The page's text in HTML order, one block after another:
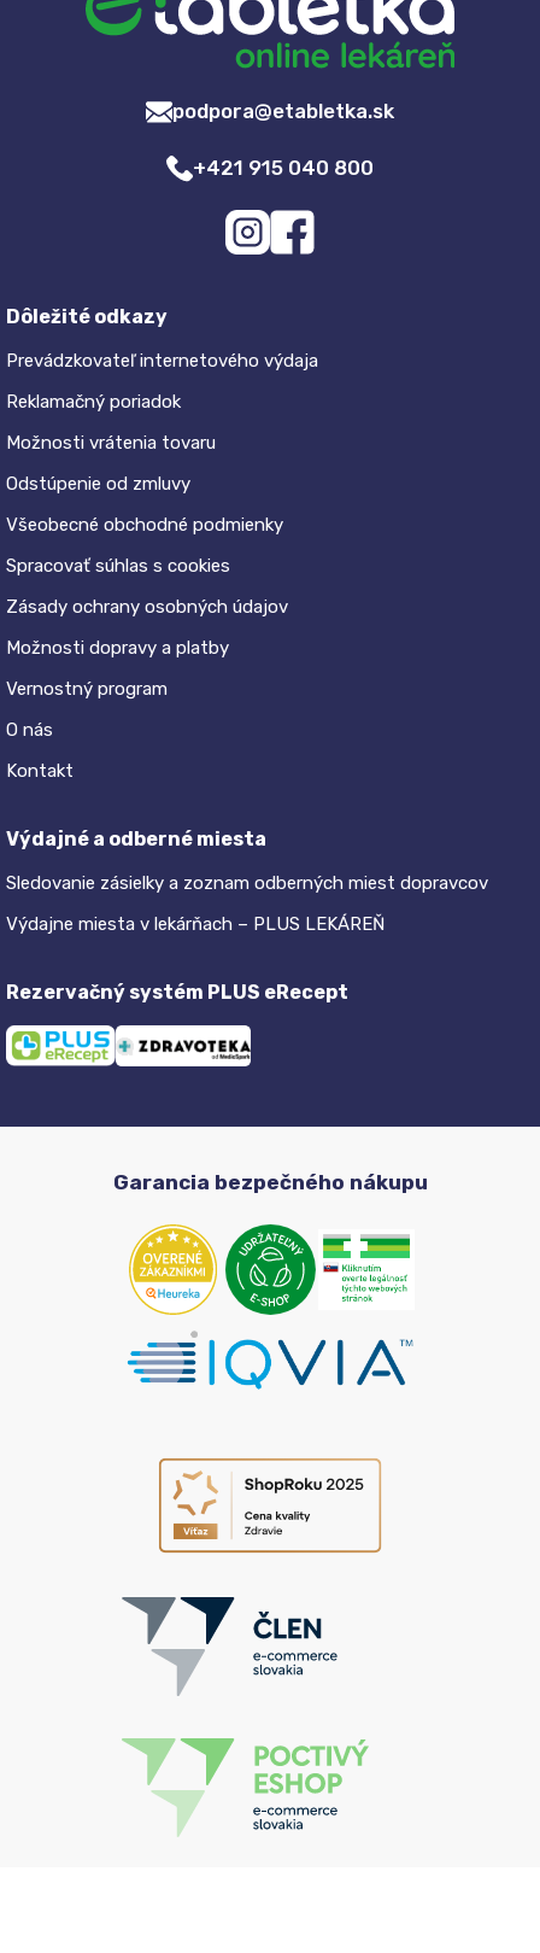
podpora@etabletka.sk
+421 915 040 800
Dôležité odkazy
Prevádzkovateľ internetového výdaja
Reklamačný poriadok
Možnosti vrátenia tovaru
Odstúpenie od zmluvy
Všeobecné obchodné podmienky
Spracovať súhlas s cookies
Zásady ochrany osobných údajov
Možnosti dopravy a platby
Vernostný program
O nás
Kontakt
Výdajné a odberné miesta
Sledovanie zásielky a zoznam odberných miest dopravcov
Výdajne miesta v lekárňach – PLUS LEKÁREŇ
Rezervačný systém PLUS eRecept
Garancia bezpečného nákupu